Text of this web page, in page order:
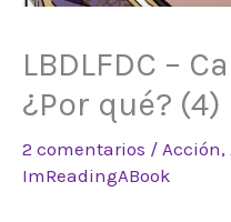
LBDLFDC –
¿Por qué? (4)
2 comentarios / Acción,
ImReadingABook